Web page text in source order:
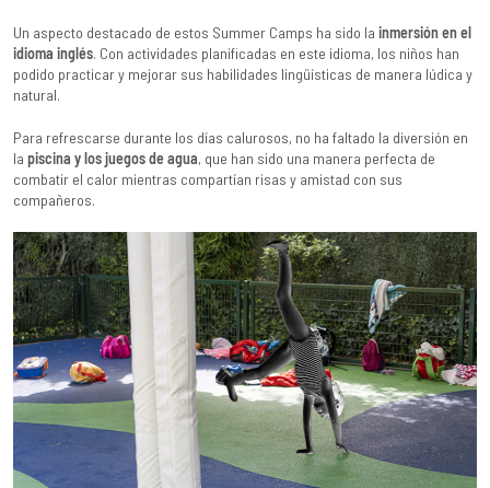
Un aspecto destacado de estos Summer Camps ha sido la inmersión en el
idioma inglés. Con actividades planificadas en este idioma, los niños han
podido practicar y mejorar sus habilidades lingüísticas de manera lúdica y
natural.
Para refrescarse durante los días calurosos, no ha faltado la diversión en
la piscina y los juegos de agua, que han sido una manera perfecta de
combatir el calor mientras compartían risas y amistad con sus
compañeros.